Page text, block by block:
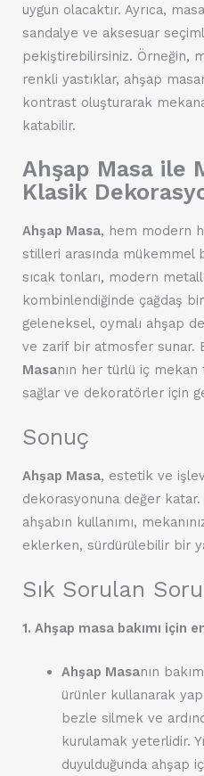
uygun olacaktır. Ayrıca,
sandalye ve aksesuar
pekiştirebilirsiniz. Örneğin,
renkli yastıklar, ahşap
kontrast oluşturarak
katabilir.
Ahşap Masa ile
Klasik
Ahşap Masa, hem modern
stilleri arasında mükemmel
sıcak tonları, modern
kombinlendiğinde çağdaş
geleneksel, oymalı ahşap
ve zarif bir atmosfer sunar.
Masanın her türlü iç mekan
sağlar ve dekoratörler için
Sonuç
Ahşap Masa, estetik ve
dekorasyonuna değer
ahşabın kullanımı,
eklerken, sürdürülebilir bir
Sık Sorulan
1. Ahşap masa bakımı için
Ahşap Masanın
ürünler kullanarak
bezle silmek ve
kurulamak yeterlidir.
duyulduğunda ahşap